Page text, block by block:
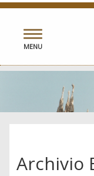
Toggle
navigation
MENU
Archivio